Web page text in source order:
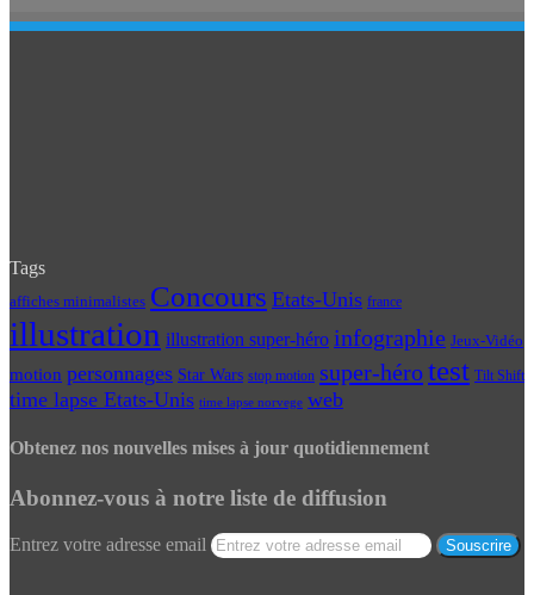
Tags
affiches minimalistes Concours Etats-Unis france
illustration illustration super-héro infographie Jeux-Vidéo
motion personnages Star Wars stop motion super-hérotest Tilt Shift
time lapse Etats-Unis time lapse norvege web
Obtenez nos nouvelles mises à jour quotidiennement
Abonnez-vous à notre liste de diffusion
Entrez votre adresse email